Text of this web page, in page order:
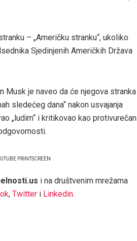
– „Američku stranku“, ukoliko
Sjedinjenih Američkih Država
Musk je naveo da će njegova stranka
sledećeg dana“ nakon usvajanja
„ludim“ i kritikovao kao protivurečan
PRINTSCREEN
i na društvenim mrežama
, Twitter i Linkedin.